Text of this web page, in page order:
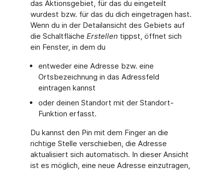
das Aktionsgebiet, für das du eingeteilt
wurdest bzw. für das du dich eingetragen hast.
Wenn du in der Detailansicht des Gebiets auf
die Schaltfläche Erstellen tippst, öffnet sich
ein Fenster, in dem du
entweder eine Adresse bzw. eine
Ortsbezeichnung in das Adressfeld
eintragen kannst
oder deinen Standort mit der Standort-
Funktion erfasst.
Du kannst den Pin mit dem Finger an die
richtige Stelle verschieben, die Adresse
aktualisiert sich automatisch. In dieser Ansicht
ist es möglich, eine neue Adresse einzutragen,